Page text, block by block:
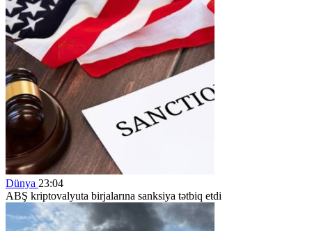
Dünya 23:04
ABŞ kriptovalyuta birjalarına sanksiya tətbiq etdi